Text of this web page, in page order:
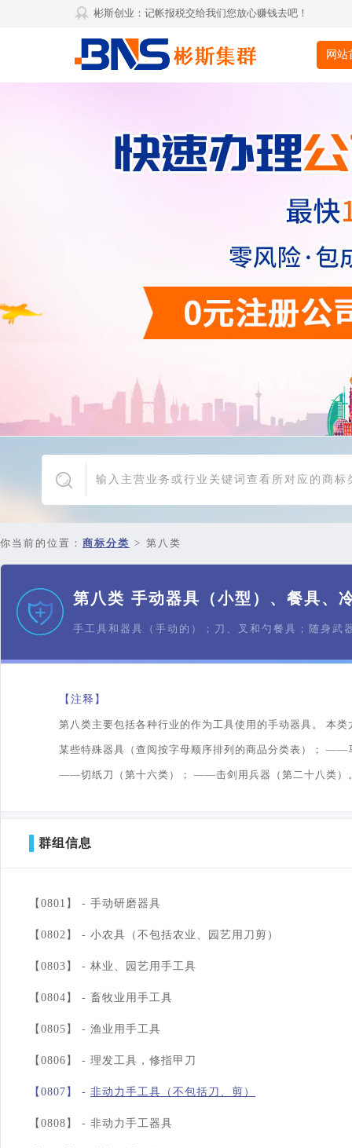
彬斯创业：记帐报税交给我们您放心赚钱去吧！
网站
你当前的位置： 商标分类 > 第八类
第八类 手动器具（小型）、餐具、
手工具和器具（手动的）；刀、叉和勺餐具；随身武
【注释】
第八类主要包括各种行业的作为工具使用的手动器具。
某些特殊器具（查阅按字母顺序排列的商品分类表）；
——切纸刀（第十六类）； ——击剑用兵器（第二十八类）
群组信息
【0801】 - 手动研磨器具
【0802】 - 小农具（不包括农业、园艺用刀剪）
【0803】 - 林业、园艺用手工具
【0804】 - 畜牧业用手工具
【0805】 - 渔业用手工具
【0806】 - 理发工具，修指甲刀
【0807】 - 非动力手工具（不包括刀、剪）
【0808】 - 非动力手工器具